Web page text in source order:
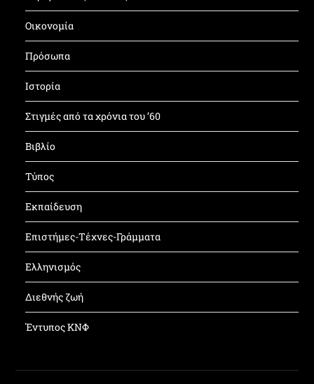
Οικονομία
Πρόσωπα
Ιστορία
Στιγμές από τα χρόνια του ’60
Βιβλίο
Τύπος
Εκπαίδευση
Επιστήμες-Τέχνες-Γράμματα
Ελληνισμός
Διεθνής ζωή
Έντυπος ΚΝΦ